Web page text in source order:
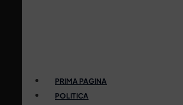
PRIMA PAGINA
POLITICA